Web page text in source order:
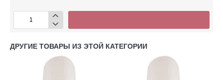
ДРУГИЕ ТОВАРЫ ИЗ ЭТОЙ КАТЕГОРИИ